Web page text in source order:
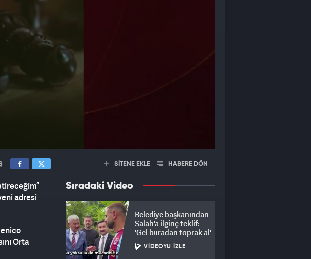
adresi
Orta
SİTENE EKLE HABERE DÖN
Sıradaki Video
Belediye başkanından
Salah'a ilginç teklif:
'Gel buradan toprak al'
VIDEOYU İZLE